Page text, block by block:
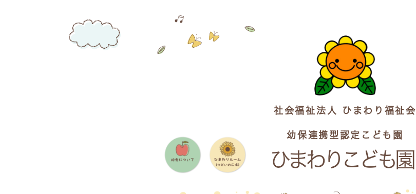
社会福祉法人 ひまわり福祉会
幼保連携型認定こども園
ひまわりこども園